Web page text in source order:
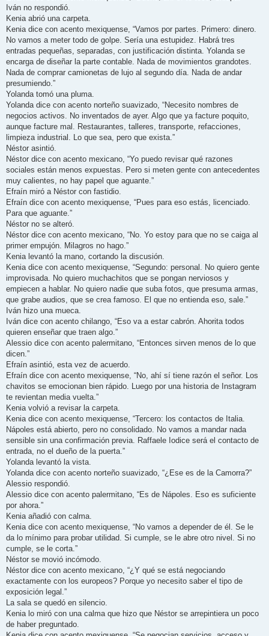
Iván no respondió.
Kenia abrió una carpeta.
Kenia dice con acento mexiquense, “Vamos por partes. Primero: dinero.
No vamos a meter todo de golpe. Sería una estupidez. Habrá tres
entradas pequeñas, separadas, con justificación distinta. Yolanda se
encarga de diseñar la parte contable. Nada de movimientos grandotes.
Nada de comprar camionetas de lujo al segundo día. Nada de andar
presumiendo.”
Yolanda tomó una pluma.
Yolanda dice con acento norteño suavizado, “Necesito nombres de
negocios activos. No inventados de ayer. Algo que ya facture poquito,
aunque facture mal. Restaurantes, talleres, transporte, refacciones,
limpieza industrial. Lo que sea, pero que exista.”
Néstor asintió.
Néstor dice con acento mexicano, “Yo puedo revisar qué razones
sociales están menos expuestas. Pero si meten gente con antecedentes
muy calientes, no hay papel que aguante.”
Efraín miró a Néstor con fastidio.
Efraín dice con acento mexiquense, “Pues para eso estás, licenciado.
Para que aguante.”
Néstor no se alteró.
Néstor dice con acento mexicano, “No. Yo estoy para que no se caiga al
primer empujón. Milagros no hago.”
Kenia levantó la mano, cortando la discusión.
Kenia dice con acento mexiquense, “Segundo: personal. No quiero gente
improvisada. No quiero muchachitos que se pongan nerviosos y
empiecen a hablar. No quiero nadie que suba fotos, que presuma armas,
que grabe audios, que se crea famoso. El que no entienda eso, sale.”
Iván hizo una mueca.
Iván dice con acento chilango, “Eso va a estar cabrón. Ahorita todos
quieren enseñar que traen algo.”
Alessio dice con acento palermitano, “Entonces sirven menos de lo que
dicen.”
Efraín asintió, esta vez de acuerdo.
Efraín dice con acento mexiquense, “No, ahí sí tiene razón el señor. Los
chavitos se emocionan bien rápido. Luego por una historia de Instagram
te revientan media vuelta.”
Kenia volvió a revisar la carpeta.
Kenia dice con acento mexiquense, “Tercero: los contactos de Italia.
Nápoles está abierto, pero no consolidado. No vamos a mandar nada
sensible sin una confirmación previa. Raffaele Iodice será el contacto de
entrada, no el dueño de la puerta.”
Yolanda levantó la vista.
Yolanda dice con acento norteño suavizado, “¿Ese es de la Camorra?”
Alessio respondió.
Alessio dice con acento palermitano, “Es de Nápoles. Eso es suficiente
por ahora.”
Kenia añadió con calma.
Kenia dice con acento mexiquense, “No vamos a depender de él. Se le
da lo mínimo para probar utilidad. Si cumple, se le abre otro nivel. Si no
cumple, se le corta.”
Néstor se movió incómodo.
Néstor dice con acento mexicano, “¿Y qué se está negociando
exactamente con los europeos? Porque yo necesito saber el tipo de
exposición legal.”
La sala se quedó en silencio.
Kenia lo miró con una calma que hizo que Néstor se arrepintiera un poco
de haber preguntado.